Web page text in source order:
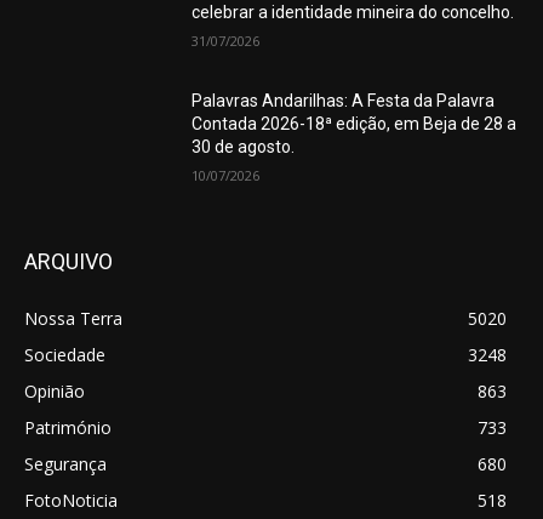
celebrar a identidade mineira do concelho.
31/07/2026
Palavras Andarilhas: A Festa da Palavra
Contada 2026-18ª edição, em Beja de 28 a
30 de agosto.
10/07/2026
ARQUIVO
Nossa Terra
5020
Sociedade
3248
Opinião
863
Património
733
Segurança
680
FotoNoticia
518